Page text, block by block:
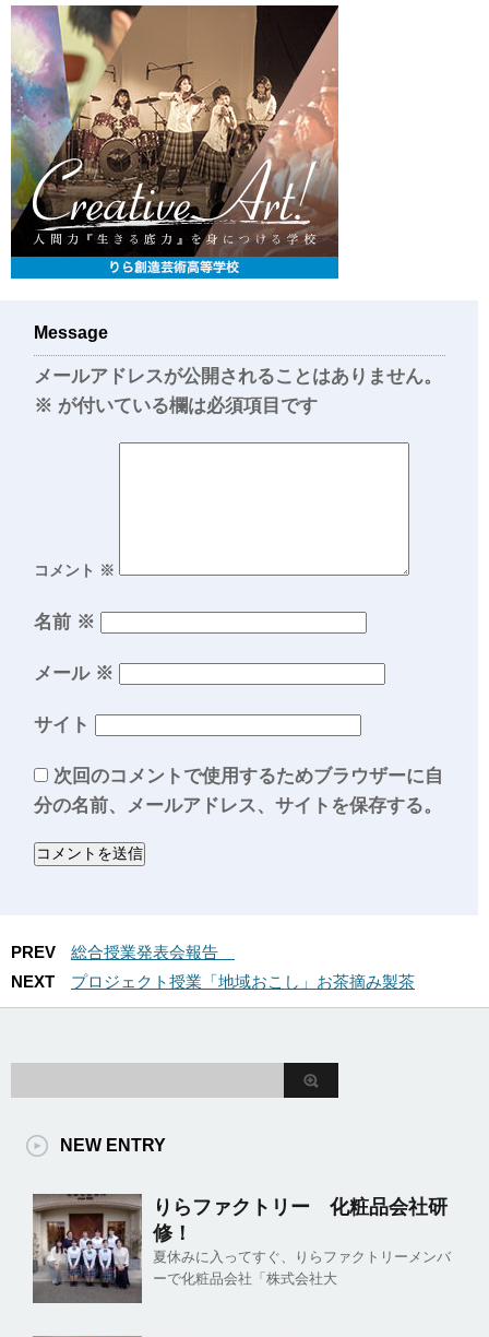
Message
メールアドレスが公開されることはありません。
※ が付いている欄は必須項目です
コメント ※
名前 ※
メール ※
サイト
次回のコメントで使用するためブラウザーに自
分の名前、メールアドレス、サイトを保存する。
PREV
総合授業発表会報告
NEXT
プロジェクト授業「地域おこし」お茶摘み製茶
NEW ENTRY
りらファクトリー 化粧品会社研
修！
夏休みに入ってすぐ、りらファクトリーメンバ
ーで化粧品会社「株式会社大